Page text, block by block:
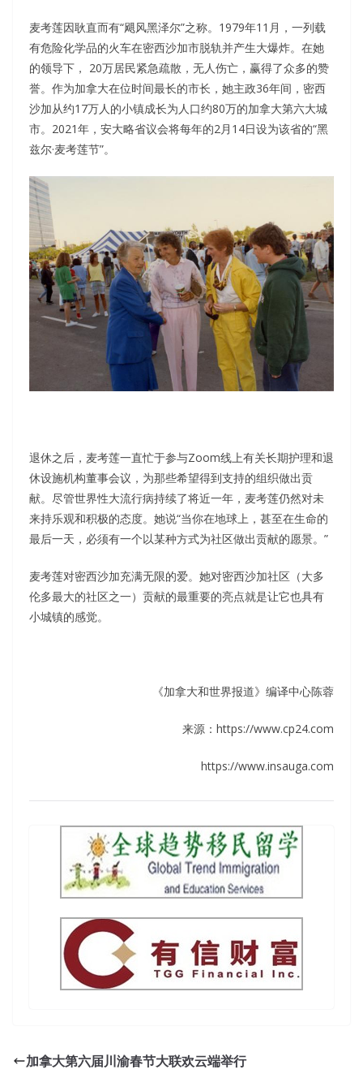
麦考莲因耿直而有“飓风黑泽尔”之称。1979年11月，一列载
有危险化学品的火车在密西沙加市脱轨并产生大爆炸。在她
的领导下， 20万居民紧急疏散，无人伤亡，赢得了众多的赞
誉。作为加拿大在位时间最长的市长，她主政36年间，密西
沙加从约17万人的小镇成长为人口约80万的加拿大第六大城
市。2021年，安大略省议会将每年的2月14日设为该省的“黑
兹尔·麦考莲节”。
退休之后，麦考莲一直忙于参与Zoom线上有关长期护理和退
休设施机构董事会议，为那些希望得到支持的组织做出贡
献。尽管世界性大流行病持续了将近一年，麦考莲仍然对未
来持乐观和积极的态度。她说“当你在地球上，甚至在生命的
最后一天，必须有一个以某种方式为社区做出贡献的愿景。”
麦考莲对密西沙加充满无限的爱。她对密西沙加社区（大多
伦多最大的社区之一）贡献的最重要的亮点就是让它也具有
小城镇的感觉。
《加拿大和世界报道》编译中心陈蓉
来源：https://www.cp24.com
https://www.insauga.com
加拿大第六届川渝春节大联欢云端举行